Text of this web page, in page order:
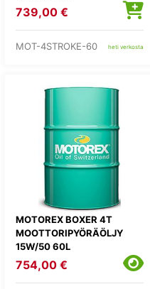
739,00 €
MOT-4STROKE-60 heti verkosta
MOTOREX BOXER 4T
MOOTTORIPYÖRÄÖLJY
15W/50 60L
754,00 €